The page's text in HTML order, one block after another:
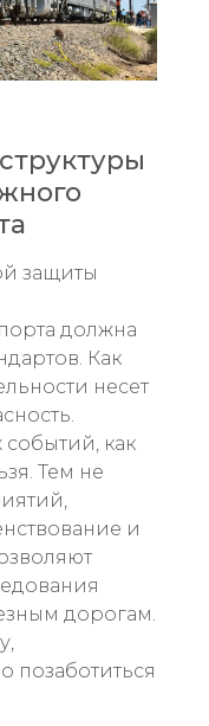
защиты
должна
Как
несет
событий, как
Тем не
и
дорогам.
позаботиться